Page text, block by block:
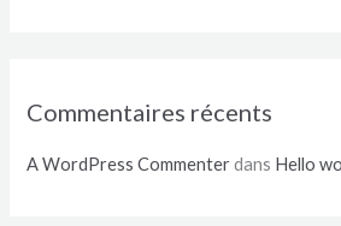
:
Commentaires récents
A WordPress Commenterdans Hello